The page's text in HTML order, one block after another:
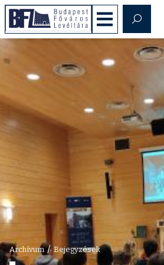
Archívum / Bejegyzések